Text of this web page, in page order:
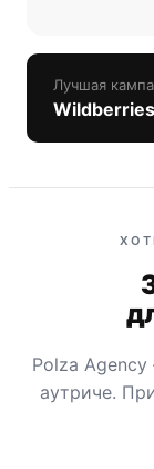
Лучшая
Polza
аутриче.